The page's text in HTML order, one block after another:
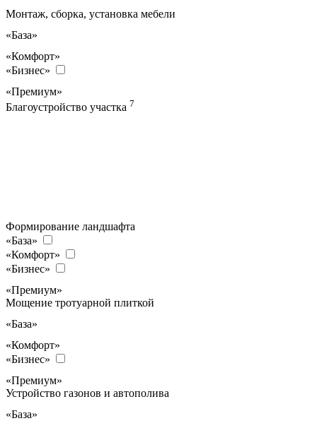
Монтаж, сборка, установка мебели
«База»
«Комфорт»
«Бизнес»
«Премиум»
Благоустройство участка 7
Формирование ландшафта
«База»
«Комфорт»
«Бизнес»
«Премиум»
Мощение тротуарной плиткой
«База»
«Комфорт»
«Бизнес»
«Премиум»
Устройство газонов и автополива
«База»